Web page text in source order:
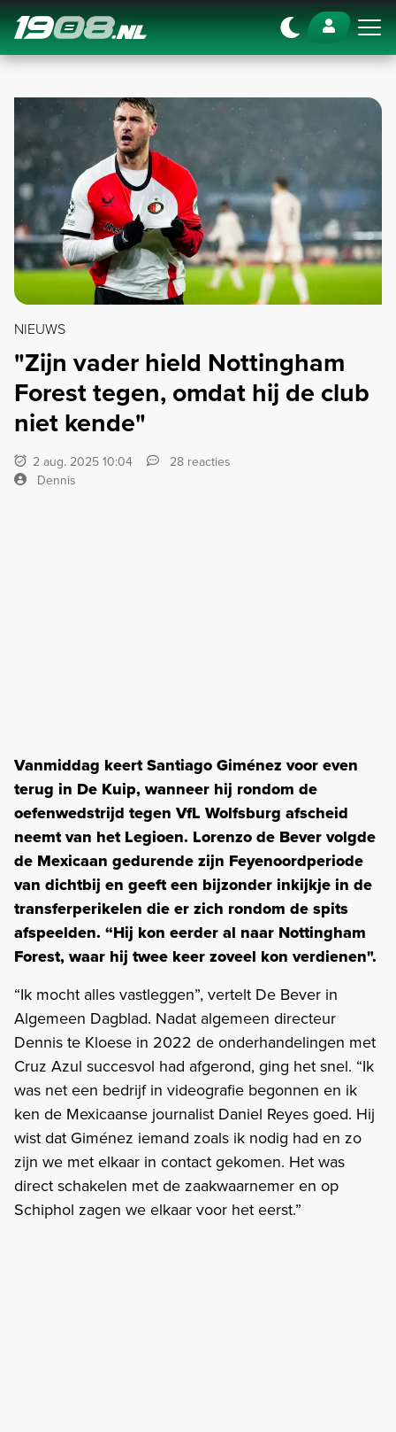
Navigation
NIEUWS
"Zijn vader hield Nottingham
Forest tegen, omdat hij de club
niet kende"
2 aug. 2025 10:04
28 reacties
Dennis
Vanmiddag keert Santiago Giménez voor even
terug in De Kuip, wanneer hij rondom de
oefenwedstrijd tegen VfL Wolfsburg afscheid
neemt van het Legioen. Lorenzo de Bever volgde
de Mexicaan gedurende zijn Feyenoordperiode
van dichtbij en geeft een bijzonder inkijkje in de
transferperikelen die er zich rondom de spits
afspeelden. “Hij kon eerder al naar Nottingham
Forest, waar hij twee keer zoveel kon verdienen".
“Ik mocht alles vastleggen”, vertelt De Bever in
Algemeen Dagblad. Nadat algemeen directeur
Dennis te Kloese in 2022 de onderhandelingen met
Cruz Azul succesvol had afgerond, ging het snel. “Ik
was net een bedrijf in videografie begonnen en ik
ken de Mexicaanse journalist Daniel Reyes goed. Hij
wist dat Giménez iemand zoals ik nodig had en zo
zijn we met elkaar in contact gekomen. Het was
direct schakelen met de zaakwaarnemer en op
Schiphol zagen we elkaar voor het eerst.”